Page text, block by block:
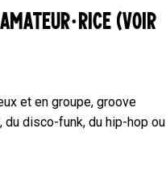
(VOIR
et en groupe, groove
disco-funk, du hip-hop ou